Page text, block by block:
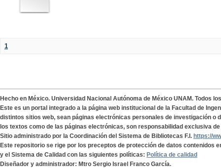
1
Hecho en México. Universidad Nacional Autónoma de México UNAM. Todos
Este es un portal integrado a la página web institucional de la Facultad de
distintos sitios web, sean páginas electrónicas personales de investigación o
los textos como de las páginas electrónicas, son responsabilidad exclusiva
Sitio administrado por la Coordinación del Sistema de Bibliotecas F.I. https://
Este repositorio se rige por los preceptos de protección de datos contenidos
y el Sistema de Calidad con las siguientes políticas: Política de calidad
Diseñador y administrador: Mtro Sergio Israel Franco García.